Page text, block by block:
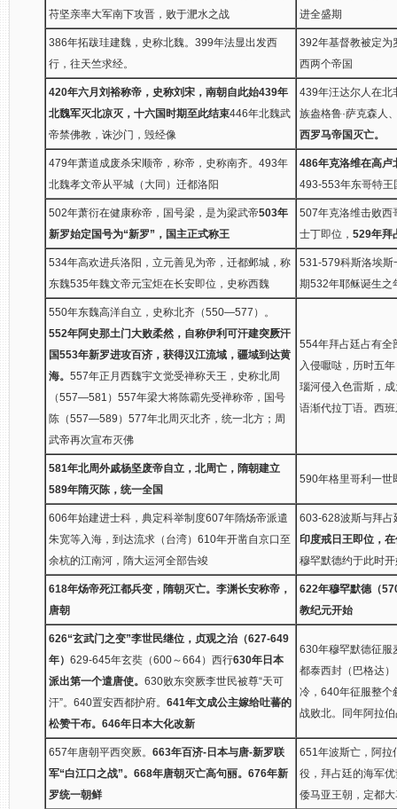
苻坚亲率大军南下攻晋，败于淝水之战
进全盛期
386年拓跋珪建魏，史称北魏。399年法显出发西
行，往天竺求经。
392年基督教被定为
西两个帝国
420年六月刘裕称帝，史称刘宋，南朝自此始439年
北魏军灭北凉灭，十六国时期至此结束446年北魏武
帝禁佛教，诛沙门，毁经像
439年汪达尔人在北
族盎格鲁·萨克森人
西罗马帝国灭亡。
479年萧道成废杀宋顺帝，称帝，史称南齐。493年
北魏孝文帝从平城（大同）迁都洛阳
486年克洛维在高卢
493-553年东哥特王
502年萧衍在健康称帝，国号梁，是为梁武帝503年
新罗始定国号为“新罗”，国主正式称王
507年克洛维击败西
士丁即位， 529年拜
534年高欢进兵洛阳，立元善见为帝，迁都邺城，称
东魏535年魏文帝元宝炬在长安即位，史称西魏
531-579科斯洛埃斯
期532年耶稣诞生之
550年东魏高洋自立，史称北齐（550—577）。
552年阿史那土门大败柔然，自称伊利可汗建突厥汗
国553年新罗进攻百济，获得汉江流域，疆域到达黄
海。 557年正月西魏宇文觉受禅称天王，史称北周
（557—581）557年梁大将陈霸先受禅称帝，国号
陈（557—589）577年北周灭北齐，统一北方；周
武帝再次宣布灭佛
554年拜占廷占有全
入侵嚈哒，历时五
瑙河侵入色雷斯，
语渐代拉丁语。西
581年北周外戚杨坚废帝自立，北周亡，隋朝建立
589年隋灭陈，统一全国
590年格里哥利一世
606年始建进士科，典定科举制度607年隋炀帝派遣
朱宽等入海，到达流求（台湾）610年开凿自京口至
余杭的江南河，隋大运河全部告竣
603-628波斯与拜占
印度戒日王即位，
穆罕默德约于此时
618年炀帝死江都兵变，隋朝灭亡。李渊长安称帝，
唐朝
622年穆罕默德（
教纪元开始
626“玄武门之变”李世民继位，贞观之治（627-649
年） 629-645年玄奘（600～664）西行630年日本
派出第一个遣唐使。 630败东突厥李世民被尊“天可
汗”。640置安西都护府。 641年文成公主嫁给吐蕃的
松赞干布。 646年日本大化改新
630年穆罕默德征服
都泰西封（巴格达
冷，640年征服整个
战败北。同年阿拉
657年唐朝平西突厥。 663年百济-日本与唐-新罗联
军“白江口之战”。 668年唐朝灭亡高句丽。676年新
罗统一朝鲜
651年波斯亡，阿拉
役，拜占廷的海军
倭马亚王朝，定都